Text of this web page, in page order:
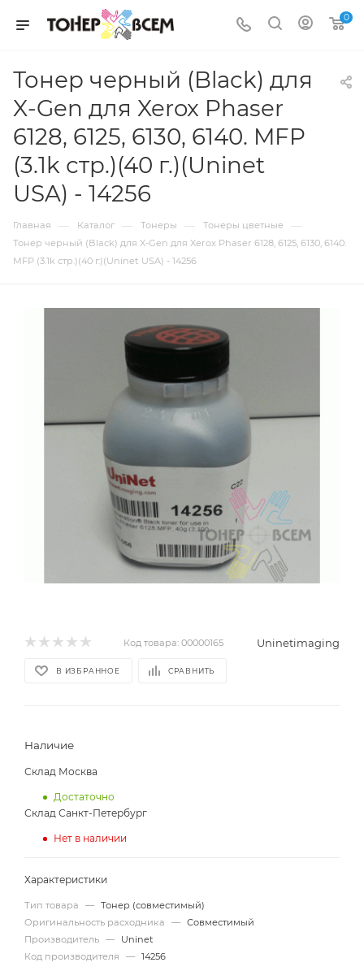
0
Тонер черный (Black) для
X-Gen для Xerox Phaser
6128, 6125, 6130, 6140. MFP
(3.1k стр.)(40 г.)(Uninet
USA) - 14256
Главная — Каталог — Тонеры — Тонеры цветные —
Тонер черный (Black) для X-Gen для Xerox Phaser 6128, 6125, 6130, 6140.
MFP (3.1k стр.)(40 г.)(Uninet USA) - 14256
Код товара: 00000165 Uninetimaging
В ИЗБРАННОЕ СРАВНИТЬ
Наличие
Склад Москва
Достаточно
Склад Санкт-Петербург
Нет в наличии
Характеристики
Тип товара — Тонер (совместимый)
Оригинальность расходника
— Совместимый
Производитель —
Uninet
Код производителя
— 14256